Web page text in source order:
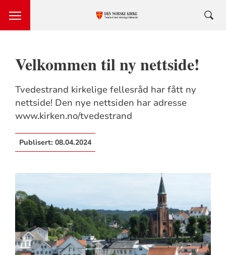
Velkommen til ny nettside!
Tvedestrand kirkelige fellesråd har fått ny
nettside! Den nye nettsiden har adresse
www.kirken.no/tvedestrand
Publisert: 08.04.2024